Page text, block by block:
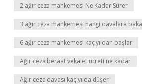
2 ağır ceza mahkemesi Ne Kadar Sürer
3 ağır ceza mahkemesi hangi davalara
6 ağır ceza mahkemesi kaç yıldan başlar
Ağır ceza beraat vekalet ücreti ne kadar
Ağır ceza davası kaç yılda düşer